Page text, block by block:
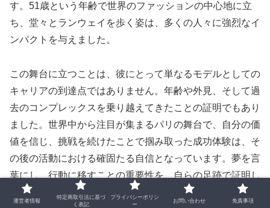
す。51歳という年齢で世界のファッションの中心地に立
ち、堂々とランウェイを歩く姿は、多くの人々に強烈なイ
ンパクトを与えました。
この舞台に立つことは、彼にとって単なるモデルとしての
キャリアの到達点ではありません。年齢や外見、そして過
去のコンプレックスを乗り越えてきたことの証明でもあり
ました。世界中から注目が集まるパリの舞台で、自分の価
値を信じ、挑戦を続けたことで掴み取った成功体験は、そ
の後の活動における確固たる自信となっています。夢を言
葉にし、行動に移すことの重要性を、自らの足跡で証明し
た瞬間でした。
運営者情報
特定商取引法に基づ
く表記
プライバシーポリシ
ー
お問い合わせ 免責事項